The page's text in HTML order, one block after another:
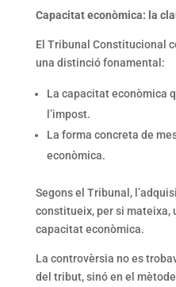
Capacitat econòmica: la
El Tribunal Constitucional
una distinció fonamental:
La capacitat econòmica
l’impost.
La forma concreta de
econòmica.
Segons el Tribunal,
constitueix, per si mateixa,
capacitat econòmica.
La controvèrsia no es
del tribut, sinó en el